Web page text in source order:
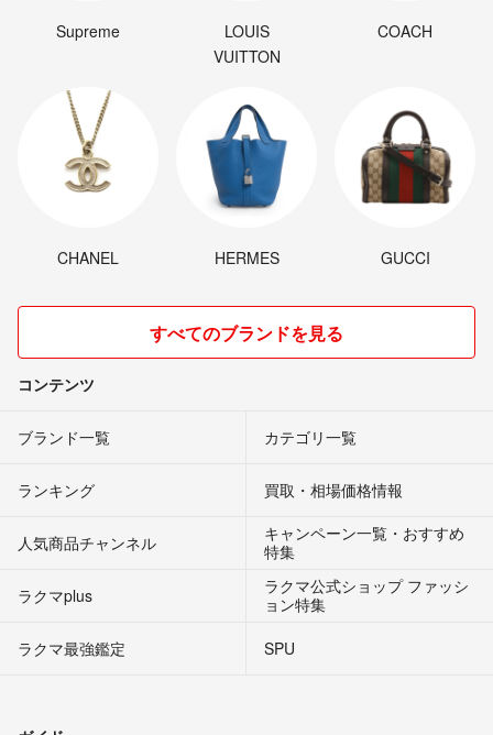
Supreme
LOUIS
VUITTON
COACH
CHANEL HERMES GUCCI
すべてのブランドを見る
コンテンツ
ブランド一覧 カテゴリ一覧
ランキング 買取・相場価格情報
人気商品チャンネル
キャンペーン一覧・おすすめ
特集
ラクマplus
ラクマ公式ショップ ファッシ
ョン特集
ラクマ最強鑑定
SPU